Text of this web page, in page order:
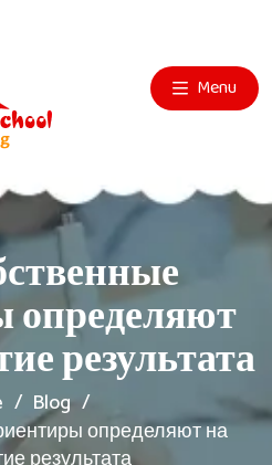
Menu
определяют
результата
Blog
определяют на